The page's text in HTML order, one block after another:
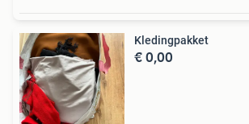
Kledingpakket
€ 0,00